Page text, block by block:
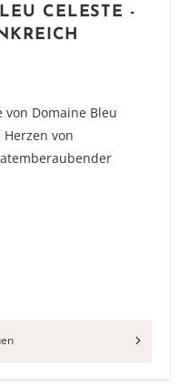
CELESTE -
von Domaine Bleu
von